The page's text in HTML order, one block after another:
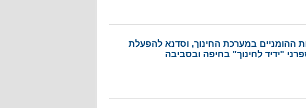
ההומניים במערכת החינוך, וסדנא להפעלת
"ידיד לחינוך" בחיפה ובסביבה